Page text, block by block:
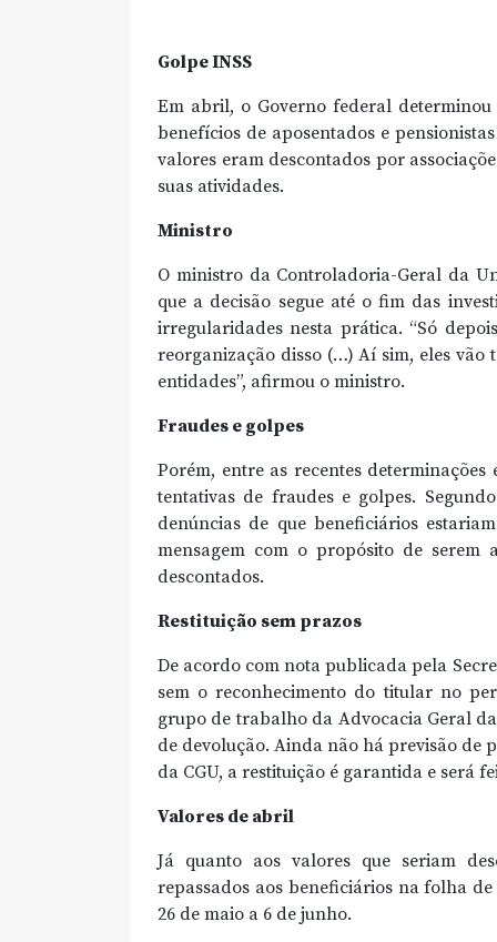
Golpe INSS
Em abril, o Governo federal determinou
benefícios de aposentados e
valores eram descontados por
suas atividades.
Ministro
O ministro da Controladoria-Geral da
que a decisão segue até o fim das
irregularidades nesta prática. “Só
reorganização disso (…) Aí sim, eles vão
entidades”, afirmou o ministro.
Fraudes e golpes
Porém, entre as recentes
tentativas de fraudes e golpes.
denúncias de que beneficiários
mensagem com o propósito de serem
descontados.
Restituição sem prazos
De acordo com nota publicada pela
sem o reconhecimento do titular no
grupo de trabalho da Advocacia Geral
de devolução. Ainda não há previsão de
da CGU, a restituição é garantida e será
Valores de abril
Já quanto aos valores que seriam
repassados aos beneficiários na folha
26 de maio a 6 de junho.